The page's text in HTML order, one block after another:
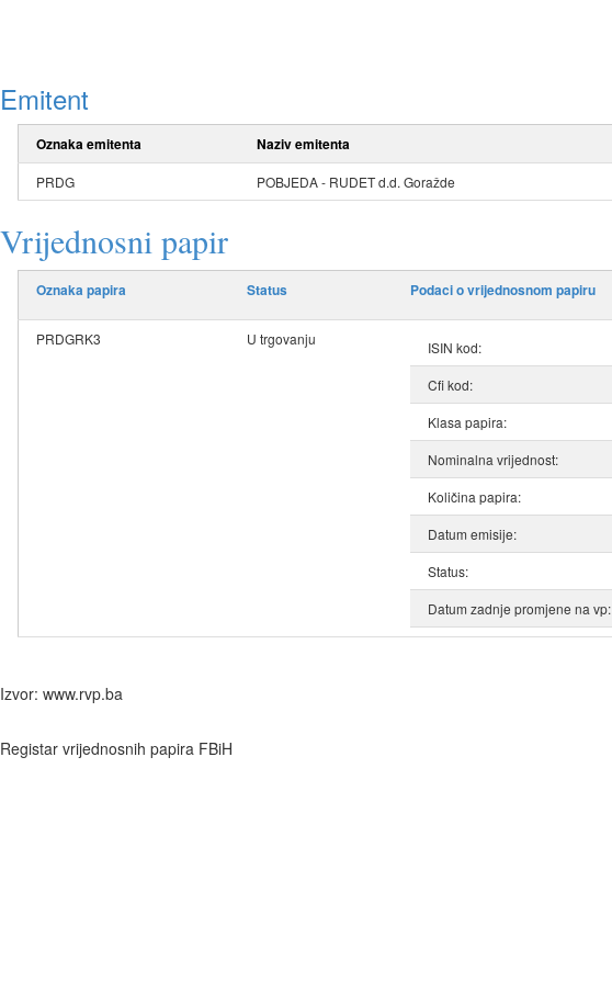
Emitent
Oznaka emitenta Naziv emitenta
PRDG POBJEDA - RUDET d.d. Goražde
Vrijednosni papir
Oznaka papira Status Podaci o vrijednosnom papiru
PRDGRK3 U trgovanju ISIN kod:
Cfi kod:
Klasa papira:
Nominalna vrijednost:
Količina papira:
Datum emisije:
Status:
Datum zadnje promjene na vp:
Izvor: www.rvp.ba
Registar vrijednosnih papira FBiH